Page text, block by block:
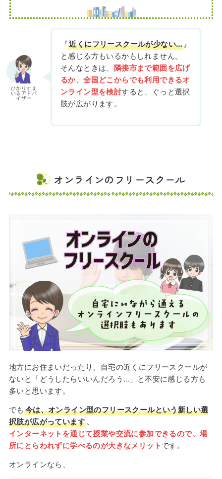
ひかりすま
いるアドバ
イザー
『近くにフリースクールが少ない… 』
と感じる方もいるかもしれません。
そんなときは、 隣接市まで範囲を広げ
るか、全国どこからでも利用できるオ
ンライン型を検討すると、ぐっと選択
肢が広がります。
オンラインのフリースクール
地方にお住まいだったり、自宅の近くにフリースクールが
ないと「どうしたらいいんだろう…」と不安に感じる方も
多いと思います。
でも 今は、オンライン型のフリースクールという新しい選
択肢が広がっています。
インターネットを通じて授業や交流に参加できるので、場
所にとらわれずに学べるのが大きなメリット です。
オンラインなら、